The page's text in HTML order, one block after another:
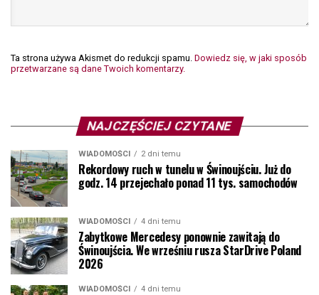
Ta strona używa Akismet do redukcji spamu. Dowiedz się, w jaki sposób
przetwarzane są dane Twoich komentarzy.
NAJCZĘŚCIEJ CZYTANE
WIADOMOŚCI 2 dni temu
Rekordowy ruch w tunelu w Świnoujściu. Już do
godz. 14 przejechało ponad 11 tys. samochodów
WIADOMOŚCI 4 dni temu
Zabytkowe Mercedesy ponownie zawitają do
Świnoujścia. We wrześniu rusza StarDrive Poland
2026
WIADOMOŚCI 4 dni temu